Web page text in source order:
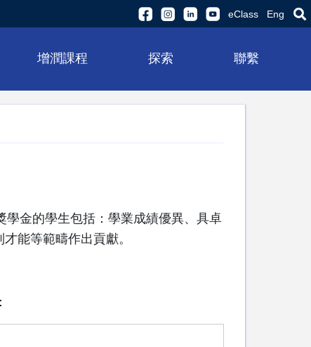
eClass Eng
增潤課程 探索 聯繫
金的學生包括：學業成績優異、具卓
能等範疇作出貢獻。